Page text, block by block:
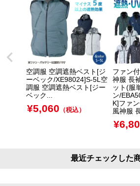
空調服 空調遮熱ベスト[ジ
ーベック/XE98024]S-5L空
調服 空調遮熱ベスト[ジー
ベック...
¥5,060 （税込）
ファン
神服 長
ット(服
ン/
K]ファ
風神服
¥
最近チェックした